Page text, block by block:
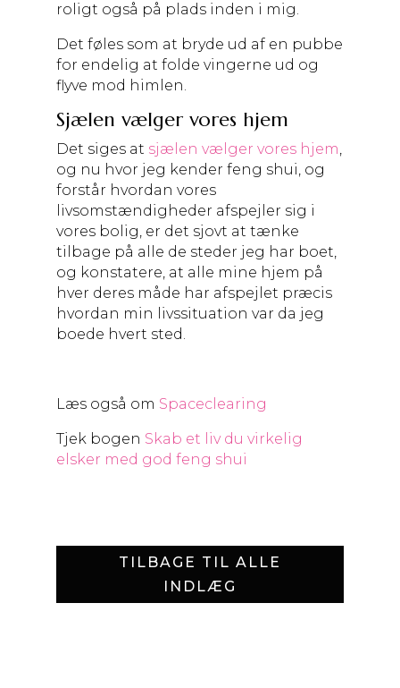
roligt også på plads inden i mig.
Det føles som at bryde ud af en pubbe
for endelig at folde vingerne ud og
flyve mod himlen.
Sjælen vælger vores hjem
Det siges at sjælen vælger vores hjem,
og nu hvor jeg kender feng shui, og
forstår hvordan vores
livsomstændigheder afspejler sig i
vores bolig, er det sjovt at tænke
tilbage på alle de steder jeg har boet,
og konstatere, at alle mine hjem på
hver deres måde har afspejlet præcis
hvordan min livssituation var da jeg
boede hvert sted.
Læs også om Spaceclearing
Tjek bogen Skab et liv du virkelig
elsker med god feng shui
TILBAGE TIL ALLE
INDLÆG